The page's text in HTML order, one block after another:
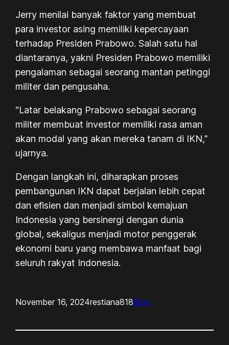
Jerry menilai banyak faktor yang membuat
para investor asing memiliki kepercayaan
terhadap Presiden Prabowo. Salah satu hal
diantaranya, yakni Presiden Prabowo memiliki
pengalaman sebagai seorang mantan petinggi
militer dan pengusaha.
“Latar belakang Prabowo sebagai seorang
militer membuat investor memiliki rasa aman
akan modal yang akan mereka tanam di IKN,”
ujarnya.
Dengan langkah ini, diharapkan proses
pembangunan IKN dapat berjalan lebih cepat
dan efisien dan menjadi simbol kemajuan
Indonesia yang bersinergi dengan dunia
global, sekaligus menjadi motor penggerak
ekonomi baru yang membawa manfaat bagi
seluruh rakyat Indonesia.
November 16, 2024restiana818Blog